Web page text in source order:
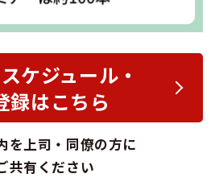
ケジュール・
録はこちら
を上司・同僚の方に
共有ください